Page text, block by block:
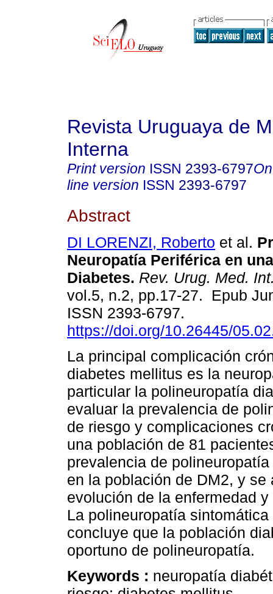
Revista Uruguaya de
Interna
Print version ISSN 2393-6797
line version ISSN 2393-6797
Abstract
DI LORENZI, Roberto et al.
Neuropatía Periférica en
Diabetes. Rev. Urug. Med.
vol.5, n.2, pp.17-27. Epub
ISSN 2393-6797.
https://doi.org/10.26445/
La principal complicación
diabetes mellitus es la
particular la polineuropatía
evaluar la prevalencia de
de riesgo y complicaciones
una población de 81
prevalencia de
en la población de DM2, y
evolución de la enfermedad
La polineuropatía
concluye que la población
oportuno de polineuropatía.
Keywords : neuropatía